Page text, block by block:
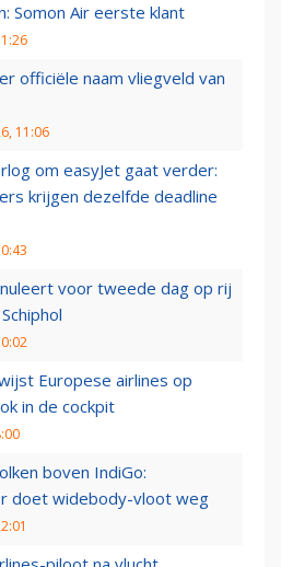
Somon Air eerste klant
officiële naam vliegveld van
11:06
om easyJet gaat verder:
krijgen dezelfde deadline
voor tweede dag op rij
Europese airlines op
in de cockpit
boven IndiGo:
doet widebody-vloot weg